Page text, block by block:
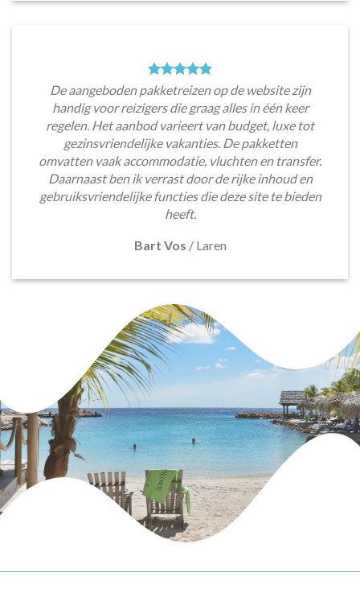
De aangeboden pakketreizen op de website zijn
handig voor reizigers die graag alles in één keer
regelen. Het aanbod varieert van budget, luxe tot
gezinsvriendelijke vakanties. De pakketten
omvatten vaak accommodatie, vluchten en transfer.
Daarnaast ben ik verrast door de rijke inhoud en
gebruiksvriendelijke functies die deze site te bieden
heeft.
Bart Vos / Laren